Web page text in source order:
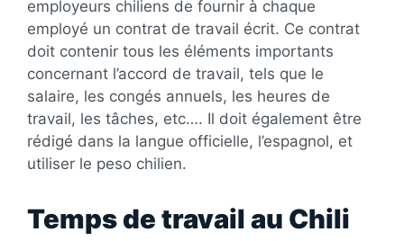
employeurs chiliens de fournir à chaque
employé un contrat de travail écrit. Ce contrat
doit contenir tous les éléments importants
concernant l’accord de travail, tels que le
salaire, les congés annuels, les heures de
travail, les tâches, etc…. Il doit également être
rédigé dans la langue officielle, l’espagnol, et
utiliser le peso chilien.
Temps de travail au Chili